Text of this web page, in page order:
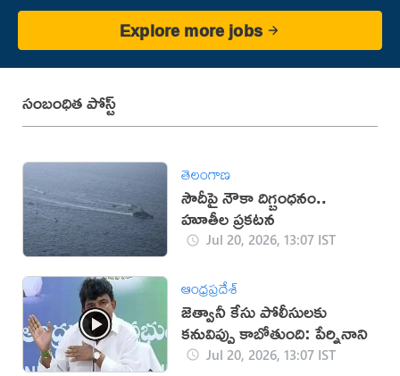
Explore more jobs
సంబంధిత పోస్ట్
తెలంగాణ
సౌదీపై నౌకా దిగ్బంధనం..
హూతీల ప్రకటన
Jul 20, 2026, 13:07 IST
ఆంధ్రప్రదేశ్
జెత్వానీ కేసు పోలీసుల‌కు
కనువిప్పు కాబోతుంది: పేర్నినాని
Jul 20, 2026, 13:07 IST